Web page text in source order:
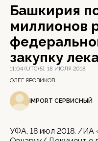
Башкирия
миллионов
закупку
11:04 (UTC+5), 18 ИЮЛЯ 2018
ОЛЕГ ЯРОВИКОВ
IMPORT СЕРВИСНЫЙ
УФА, 18 июл 2018. /ИА